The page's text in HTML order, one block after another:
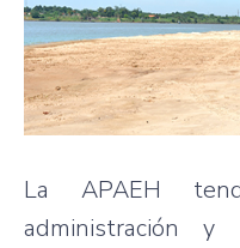
La APAEH
administración